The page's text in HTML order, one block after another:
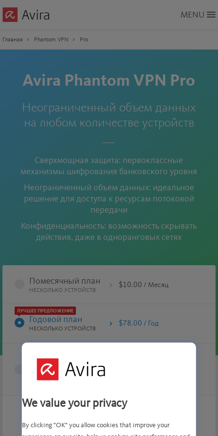
to
Content
MENU
Главная Phantom VPN Pro
Avira Phantom VPN Pro
Неограниченный объем данных
на любом количестве устройств
Сверхмощная защита: первоклассные
механизмы шифрования банковского уровня
Неограниченный объем данных: идеальное
решение для доступа к ресурсам потоковой
передачи
Конфиденциальность: возможность скрывать
действия, даже в одноранговых сетях
Помесячный план
НЕСКОЛЬКО УСТРОЙСТВ
$10.00 / Месяц
ЛУЧШЕЕ ПРЕДЛОЖЕНИЕ
Годовой план
НЕСКОЛЬКО УСТРОЙСТВ
$78.00 / Год
мобильного
устройства
$78.00 / Год
We value your privacy
By clicking "OK" you allow cookies that improve your